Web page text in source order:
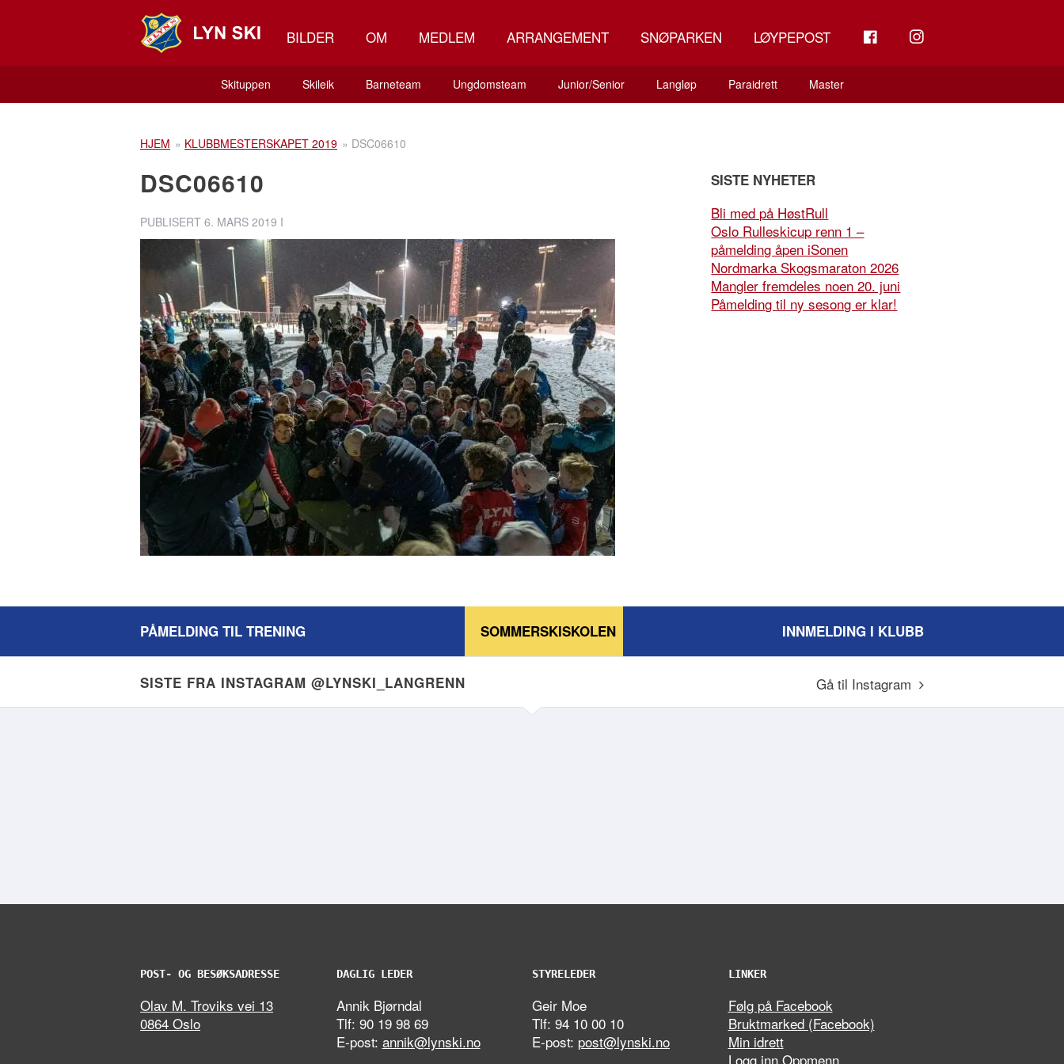
BILDER OM MEDLEM ARRANGEMENT SNØPARKEN LØYPEPOST INSTAGRAM
Skituppen Skileik Barneteam Ungdomsteam Junior/Senior Langløp Paraidrett Master
HJEM » KLUBBMESTERSKAPET 2019 » DSC06610
DSC06610
PUBLISERT 6. MARS 2019 I
SISTE NYHETER
Bli med på HøstRull
Oslo Rulleskicup renn 1 –
påmelding åpen iSonen
Nordmarka Skogsmaraton 2026
Mangler fremdeles noen 20. juni
Påmelding til ny sesong er klar!
PÅMELDING TIL TRENING INNMELDING I KLUBB
SOMMERSKISKOLEN
SISTE FRA INSTAGRAM @LYNSKI_LANGRENN Gå til Instagram
POST- OG BESØKSADRESSE
Olav M. Troviks vei 13
0864 Oslo
DAGLIG LEDER
Annik Bjørndal
Tlf: 90 19 98 69
E-post: annik@lynski.no
STYRELEDER
Geir Moe
Tlf: 94 10 00 10
E-post: post@lynski.no
LINKER
Følg på Facebook
Bruktmarked (Facebook)
Min idrett
Logg inn Oppmenn